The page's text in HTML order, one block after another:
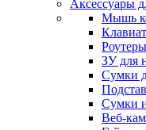
Аксессуары
Мышь
Роутеры
ЗУ для
Сумки
Сумки
Веб-